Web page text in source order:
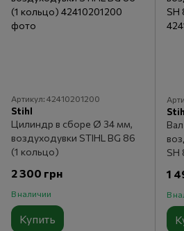
Артикул: 42410201200
Stihl
Цилиндр в сборе Ø 34 мм,
воздуходувки STIHL BG 86
(1 кольцо)
2 300 грн
В наличии
Купить
SH
1
В